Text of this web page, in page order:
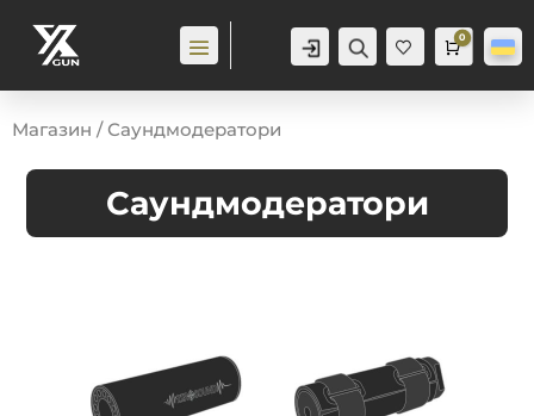
АккаунтПошук
Ба
жа
Cart
0
0,0
Магазин / Саундмодератори
Саундмодератори